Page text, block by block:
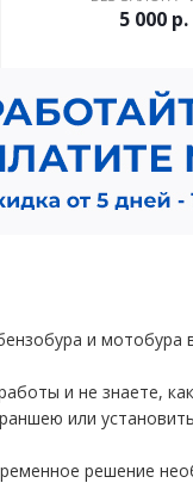
5 000 р.
и мотобура
и не знаете,
или
решение